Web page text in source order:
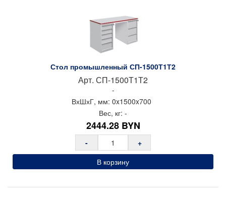
Стол промышленный СП-1500Т1Т2
Арт. СП-1500Т1Т2
-
ВхШхГ, мм: 0x1500x700
Вес, кг: -
2444.28 BYN
-
+
В корзину